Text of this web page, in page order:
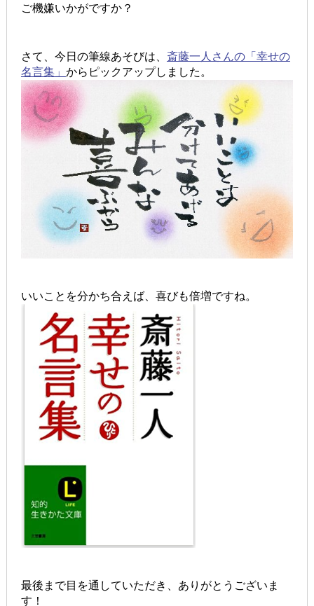
ご機嫌いかがですか？
さて、今日の筆線あそびは、 斎藤一人さんの「幸せの
名言集」 からピックアップしました。
いいことを分かち合えば、喜びも倍増ですね。
最後まで目を通していただき、ありがとうございま
す！